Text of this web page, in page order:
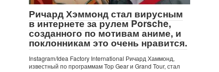
Ричард Хэммонд стал вирусным
в интернете за рулем Porsche,
созданного по мотивам аниме, и
поклонникам это очень нравится.
Instagram/Idea Factory International Ричард Хаммонд,
известный по программам Top Gear и Grand Tour, стал